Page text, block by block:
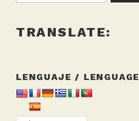
TRANSLATE:
LENGUAJE / LENGUAGE